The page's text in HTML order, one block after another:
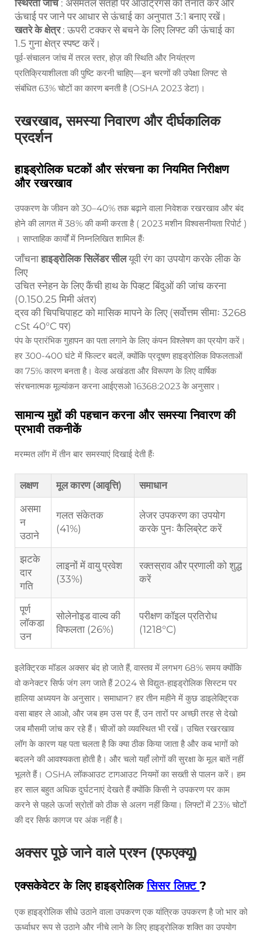
स्थिरता जाँच : असमतल सतहों पर आउट्रिगर्स को तैनात करें और
ऊंचाई पर जाने पर आधार से ऊंचाई का अनुपात 3:1 बनाए रखें।
खतरे के क्षेत्र: ऊपरी टक्कर से बचने के लिए लिफ्ट की ऊंचाई का
1.5 गुना क्षेत्र स्पष्ट करें।
पूर्व-संचालन जांच में तरल स्तर, होज़ की स्थिति और नियंत्रण
प्रतिक्रियाशीलता की पुष्टि करनी चाहिए—इन चरणों की उपेक्षा लिफ्ट से
संबंधित 63% चोटों का कारण बनती है (OSHA 2023 डेटा)।
रखरखाव, समस्या निवारण और दीर्घकालिक
प्रदर्शन
हाइड्रोलिक घटकों और संरचना का नियमित निरीक्षण
और रखरखाव
उपकरण के जीवन को 30–40% तक बढ़ाने वाला निवेशक रखरखाव और बंद
होने की लागत में 38% की कमी करता है ( 2023 मशीन विश्वसनीयता रिपोर्ट )
। साप्ताहिक कार्यों में निम्नलिखित शामिल हैंः
जाँचनाहाइड्रोलिक सिलेंडर सीलयूवी रंग का उपयोग करके लीक के
लिए
उचित स्नेहन के लिए कैंची हाथ के पिव्हट बिंदुओं की जांच करना
(0.150.25 मिमी अंतर)
द्रव की चिपचिपाहट को मासिक मापने के लिए (सर्वोत्तम सीमाः 3268
cSt 40°C पर)
पंप के प्रारंभिक गुहापन का पता लगाने के लिए कंपन विश्लेषण का प्रयोग करें।
हर 300-400 घंटे में फिल्टर बदलें, क्योंकि प्रदूषण हाइड्रोलिक विफलताओं
का 75% कारण बनता है। वेल्ड अखंडता और विरूपण के लिए वार्षिक
संरचनात्मक मूल्यांकन करना आईएसओ 16368:2023 के अनुसार।
सामान्य मुद्दों की पहचान करना और समस्या निवारण की
प्रभावी तकनीकें
मरम्मत लॉग में तीन बार समस्याएं दिखाई देती हैंः
लक्षण मूल कारण (आवृत्ति)
समाधान
असमा
न
उठाने
गलत संकेतक
(41%)
लेजर उपकरण का उपयोग
करके पुनः कैलिब्रेट करें
झटके
दार
गति
लाइनों में वायु प्रवेश
(33%)
रक्तस्राव और प्रणाली को शुद्ध
करें
पूर्ण
लॉकडा
उन
सोलेनोइड वाल्व की
विफलता (26%)
परीक्षण कॉइल प्रतिरोध
(1218°C)
इलेक्ट्रिक मॉडल अक्सर बंद हो जाते हैं, वास्तव में लगभग 68% समय क्योंकि
वो कनेक्टर सिर्फ जंग लग जाते हैं 2024 से विद्युत-हाइड्रोलिक सिस्टम पर
हालिया अध्ययन के अनुसार। समाधान? हर तीन महीने में कुछ डाइलेक्ट्रिक
वसा बाहर ले आओ, और जब हम उस पर हैं, उन तारों पर अच्छी तरह से देखो
जब मौसमी जांच कर रहे हैं। चीजों को व्यवस्थित भी रखें। उचित रखरखाव
लॉग के कारण यह पता चलता है कि क्या ठीक किया जाता है और कब भागों को
बदलने की आवश्यकता होती है। और चलो यहाँ लोगों की सुरक्षा के मूल बातें नहीं
भूलते हैं। OSHA लॉकआउट टागआउट नियमों का सख्ती से पालन करें। हम
हर साल बहुत अधिक दुर्घटनाएं देखते हैं क्योंकि किसी ने उपकरण पर काम
करने से पहले ऊर्जा स्रोतों को ठीक से अलग नहीं किया। लिफ्टों में 23% चोटों
की दर सिर्फ कागज पर अंक नहीं है।
अक्सर पूछे जाने वाले प्रश्न (एफएक्यू)
एक्सकेवेटर के लिए हाइड्रोलिकसिसर लिफ़्ट?
एक हाइड्रोलिक सीधे उठाने वाला उपकरण एक यांत्रिक उपकरण है जो भार को
ऊर्ध्वाधर रूप से उठाने और नीचे लाने के लिए हाइड्रोलिक शक्ति का उपयोग